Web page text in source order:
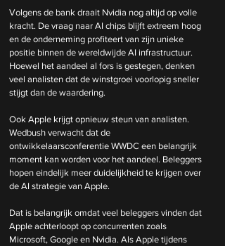
Volgens de bank draait Nvidia nog altijd op volle
kracht. De vraag naar AI chips blijft extreem hoog
en de onderneming profiteert van zijn unieke
positie binnen de wereldwijde AI infrastructuur.
Hoewel het aandeel al fors is gestegen, denken
veel analisten dat de winstgroei voorlopig sneller
stijgt dan de waardering.
Ook Apple krijgt opnieuw steun van analisten.
Wedbush verwacht dat de
ontwikkelaarsconferentie WWDC een belangrijk
moment kan worden voor het aandeel. Beleggers
hopen eindelijk meer duidelijkheid te krijgen over
de AI strategie van Apple.
Dat is belangrijk omdat veel beleggers vinden dat
Apple achterloopt op concurrenten zoals
Microsoft, Google en Nvidia. Als Apple tijdens